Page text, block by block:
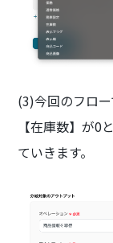
(3)今回のフロ
【在庫数】が0
ていきます。